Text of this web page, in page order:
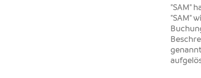
"SAM"
"SAM"